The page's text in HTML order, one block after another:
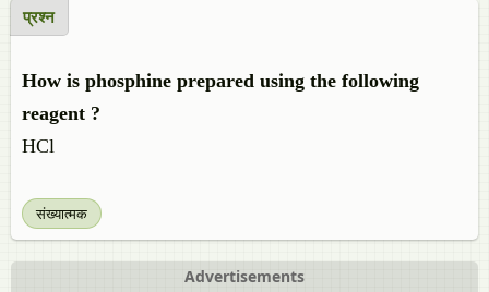
प्रश्न
How is phosphine prepared using the following
reagent ?
HCl
संख्यात्मक
Advertisements